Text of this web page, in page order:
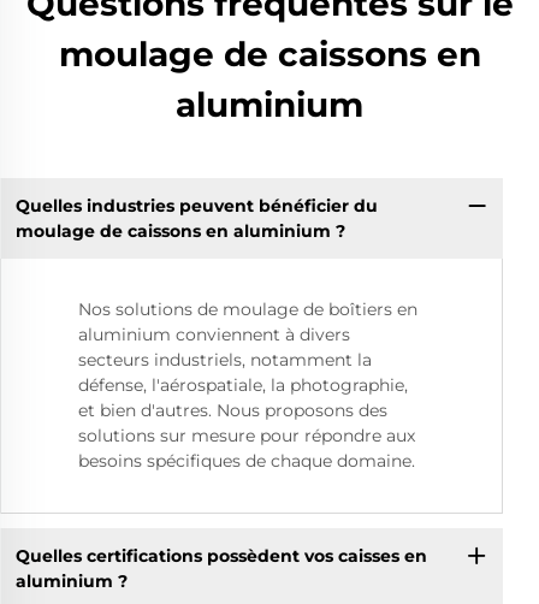
moulage de caissons en
aluminium
Quelles industries peuvent bénéficier du
moulage de caissons en aluminium ?
Nos solutions de moulage de boîtiers en
aluminium conviennent à divers
secteurs industriels, notamment la
défense, l'aérospatiale, la photographie,
et bien d'autres. Nous proposons des
solutions sur mesure pour répondre aux
besoins spécifiques de chaque domaine.
Quelles certifications possèdent vos caisses en
aluminium ?